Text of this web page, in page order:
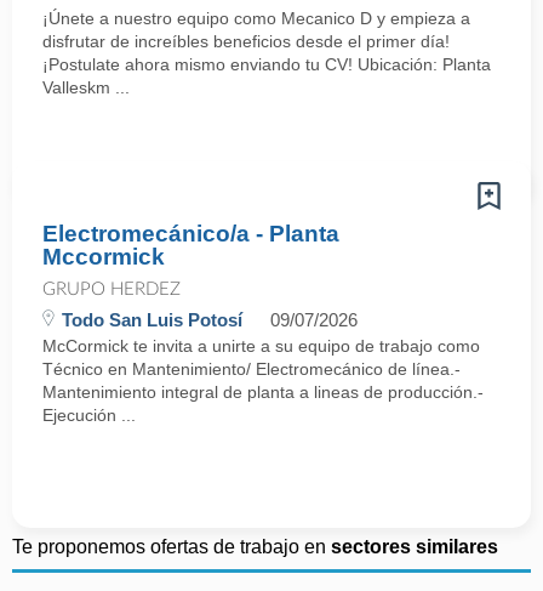
¡Únete a nuestro equipo como Mecanico D y empieza a
disfrutar de increíbles beneficios desde el primer día!
¡Postulate ahora mismo enviando tu CV! Ubicación: Planta
Valleskm ...
Electromecánico/a - Planta
Mccormick
GRUPO HERDEZ
Todo San Luis Potosí 09/07/2026
McCormick te invita a unirte a su equipo de trabajo como
Técnico en Mantenimiento/ Electromecánico de línea.-
Mantenimiento integral de planta a lineas de producción.-
Ejecución ...
Te proponemos ofertas de trabajo en sectores similares